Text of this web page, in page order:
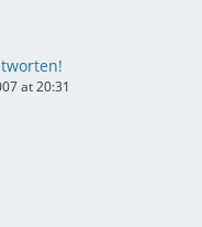
at 20:31